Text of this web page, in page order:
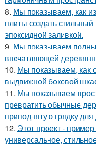
8. Мы показываем, как
плиты создать
эпоксидной заливкой.
9. Мы показываем
впечатляющей
10. Мы показываем, как
выдвижной боковой
11. Мы показываем
превратить обычные
приподнятую грядку
12. Этот проект -
универсальное,